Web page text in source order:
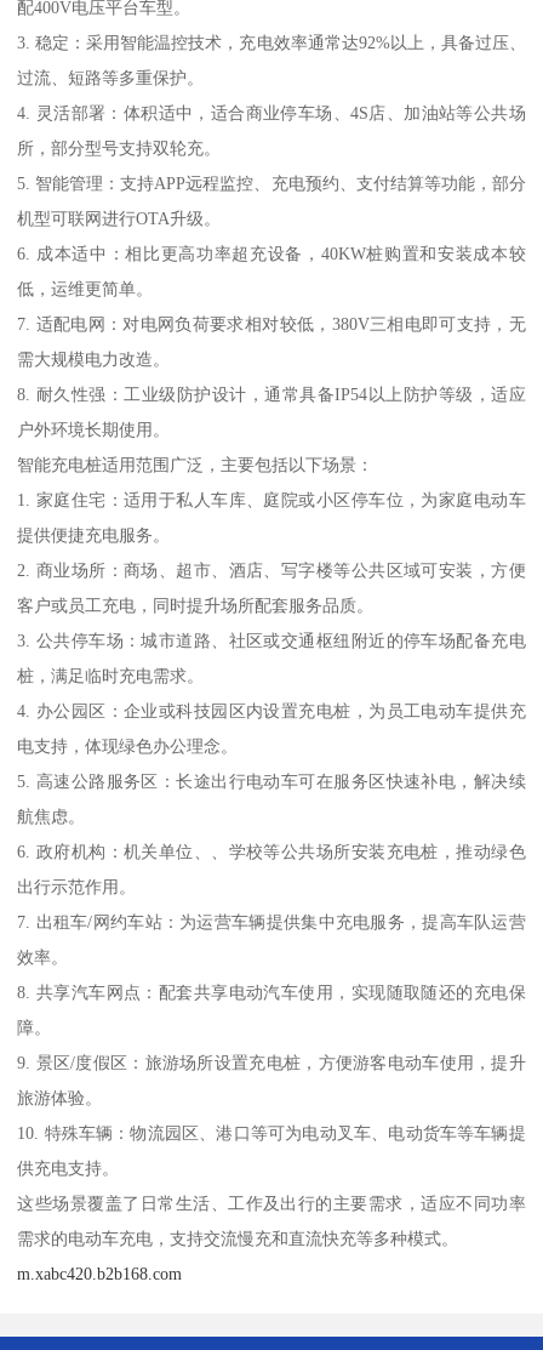
配400V电压平台车型。
3. 稳定：采用智能温控技术，充电效率通常达92%以上，具备过压、
过流、短路等多重保护。
4. 灵活部署：体积适中，适合商业停车场、4S店、加油站等公共场
所，部分型号支持双轮充。
5. 智能管理：支持APP远程监控、充电预约、支付结算等功能，部分
机型可联网进行OTA升级。
6. 成本适中：相比更高功率超充设备，40KW桩购置和安装成本较
低，运维更简单。
7. 适配电网：对电网负荷要求相对较低，380V三相电即可支持，无
需大规模电力改造。
8. 耐久性强：工业级防护设计，通常具备IP54以上防护等级，适应
户外环境长期使用。
智能充电桩适用范围广泛，主要包括以下场景：
1. 家庭住宅：适用于私人车库、庭院或小区停车位，为家庭电动车
提供便捷充电服务。
2. 商业场所：商场、超市、酒店、写字楼等公共区域可安装，方便
客户或员工充电，同时提升场所配套服务品质。
3. 公共停车场：城市道路、社区或交通枢纽附近的停车场配备充电
桩，满足临时充电需求。
4. 办公园区：企业或科技园区内设置充电桩，为员工电动车提供充
电支持，体现绿色办公理念。
5. 高速公路服务区：长途出行电动车可在服务区快速补电，解决续
航焦虑。
6. 政府机构：机关单位、、学校等公共场所安装充电桩，推动绿色
出行示范作用。
7. 出租车/网约车站：为运营车辆提供集中充电服务，提高车队运营
效率。
8. 共享汽车网点：配套共享电动汽车使用，实现随取随还的充电保
障。
9. 景区/度假区：旅游场所设置充电桩，方便游客电动车使用，提升
旅游体验。
10. 特殊车辆：物流园区、港口等可为电动叉车、电动货车等车辆提
供充电支持。
这些场景覆盖了日常生活、工作及出行的主要需求，适应不同功率
需求的电动车充电，支持交流慢充和直流快充等多种模式。
m.xabc420.b2b168.com